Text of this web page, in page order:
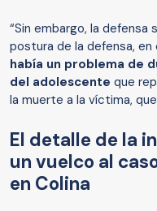
“Sin embargo, la defensa
postura de la defensa,
había un problema de
del adolescente que
la muerte a la víctima,
El detalle de la
un vuelco al
en Colina